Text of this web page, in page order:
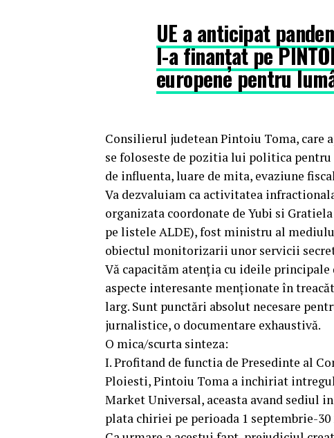
UE a anticipat
l-a finanțat pe
europene pentru
Consilierul judetean Pintoiu Toma, care
se foloseste de pozitia lui politica
de influenta, luare de mita, evaziune
Va dezvaluiam ca activitatea
organizata coordonate de Yubi si
pe listele ALDE), fost ministru al
obiectul monitorizarii unor servicii
Vă capacităm atenția cu ideile
aspecte interesante menţionate în
larg. Sunt punctări absolut necesare
jurnalistice, o documentare exhaustivă.
O mica/scurta sinteza:
I. Profitand de functia de Presedinte al
Ploiesti, Pintoiu Toma a inchiriat
Market Universal, aceasta avand sediul
plata chiriei pe perioada 1 septembrie-30